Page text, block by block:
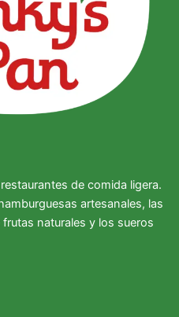
de comida ligera.
artesanales, las
naturales y los sueros